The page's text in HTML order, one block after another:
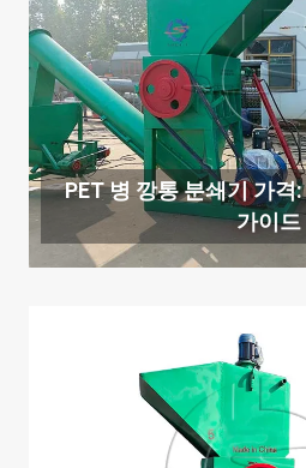
PET 병 깡통 분쇄기 가격
가이드